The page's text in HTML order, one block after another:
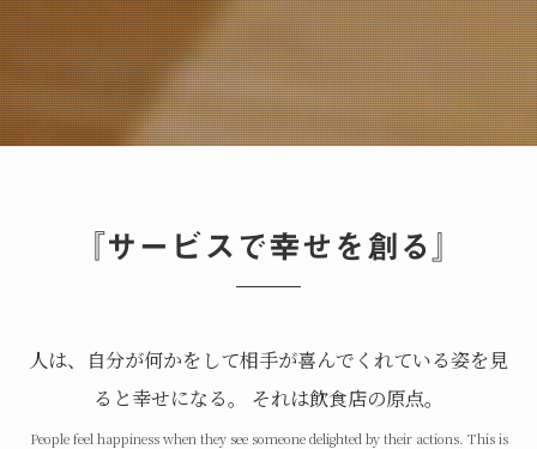
『サービスで幸せを創る』
人は、自分が何かをして相手が喜んでくれている姿を見
ると幸せになる。 それは飲食店の原点。
People feel happiness when they see someone delighted by their actions. This is